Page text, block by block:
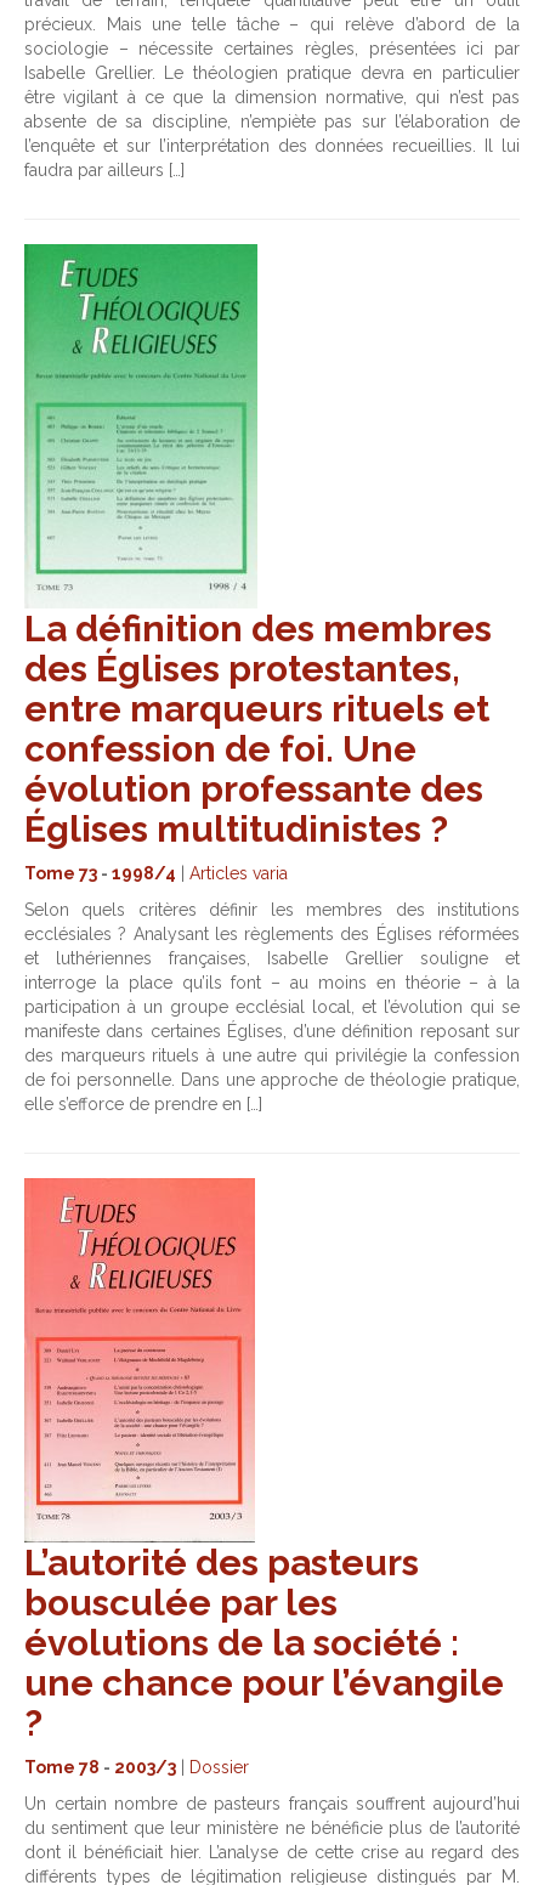
précieux. Mais une telle tâche – qui relève d’abord de la
sociologie – nécessite certaines règles, présentées ici par
Isabelle Grellier. Le théologien pratique devra en particulier
être vigilant à ce que la dimension normative, qui n’est pas
absente de sa discipline, n’empiète pas sur l’élaboration de
l’enquête et sur l’interprétation des données recueillies. Il lui
faudra par ailleurs […]
La définition des membres
des Églises protestantes,
entre marqueurs rituels et
confession de foi. Une
évolution professante des
Églises multitudinistes ?
Tome 73 - 1998/4
Articles varia
Selon quels critères définir les membres des institutions
ecclésiales ? Analysant les règlements des Églises réformées
et luthériennes françaises, Isabelle Grellier souligne et
interroge la place qu’ils font – au moins en théorie – à la
participation à un groupe ecclésial local, et l’évolution qui se
manifeste dans certaines Églises, d’une définition reposant sur
des marqueurs rituels à une autre qui privilégie la confession
de foi personnelle. Dans une approche de théologie pratique,
elle s’efforce de prendre en […]
L’autorité des pasteurs
bousculée par les
évolutions de la société :
une chance pour l’évangile
?
Tome 78 - 2003/3
Dossier
Un certain nombre de pasteurs français souffrent aujourd’hui
du sentiment que leur ministère ne bénéficie plus de l’autorité
dont il bénéficiait hier. L’analyse de cette crise au regard des
différents types de légitimation religieuse distingués par M.